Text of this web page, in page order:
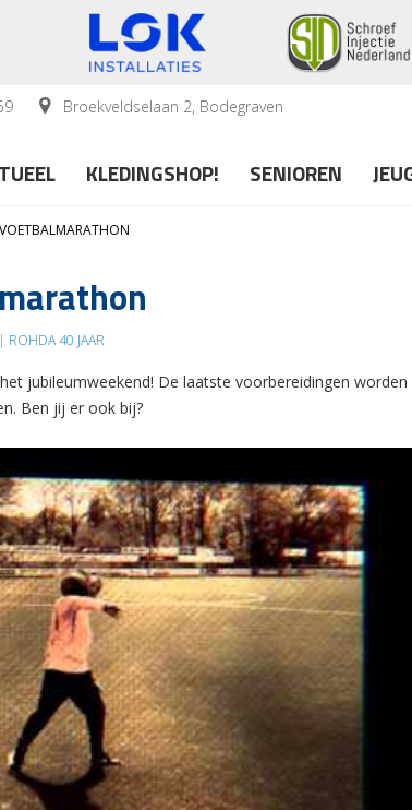
Broekveldselaan 2, Bodegraven
KLEDINGSHOP! SENIOREN
ROHDA 40 JAAR
jubileumweekend! De laatste voorbereidingen worden
Ben jij er ook bij?